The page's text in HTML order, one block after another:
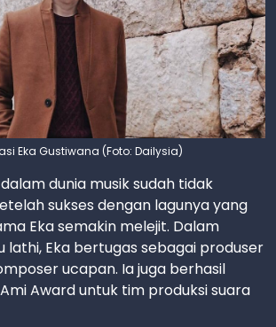
Eka Gustiwana (Foto: Dailysia)
dunia musik sudah tidak
sukses dengan lagunya yang
Eka semakin melejit. Dalam
lathi, Eka bertugas sebagai produser
ucapan. Ia juga berhasil
Award untuk tim produksi suara